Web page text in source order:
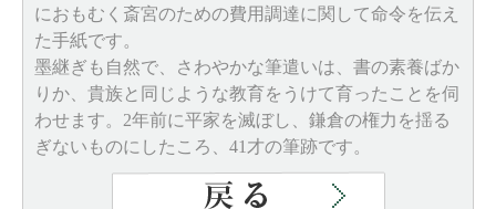
におもむく斎宮のための費用調達に関して命令を伝え
た手紙です。
墨継ぎも自然で、さわやかな筆遣いは、書の素養ばか
りか、貴族と同じような教育をうけて育ったことを伺
わせます。2年前に平家を滅ぼし、鎌倉の権力を揺る
ぎないものにしたころ、41才の筆跡です。